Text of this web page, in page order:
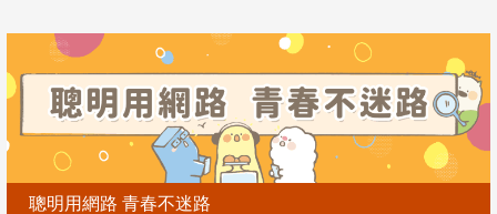
聰明用網路 青春不迷路